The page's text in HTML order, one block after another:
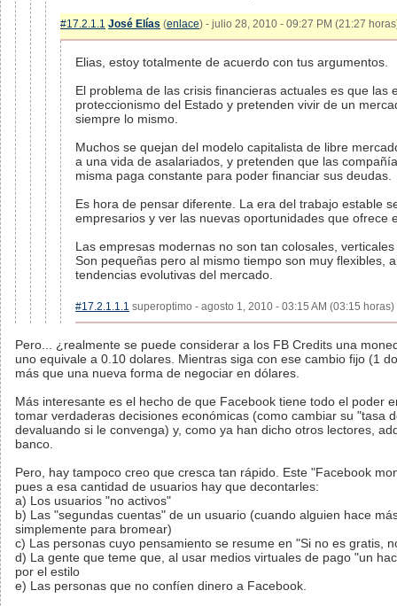
#17.2.1.1 José Elías (enlace) - julio 28, 2010 - 09:27 PM (21:27
Elias, estoy totalmente de acuerdo con tus argumentos.
El problema de las crisis financieras actuales es que las
proteccionismo del Estado y pretenden vivir de un
siempre lo mismo.
Muchos se quejan del modelo capitalista de libre
a una vida de asalariados, y pretenden que las
misma paga constante para poder financiar sus deudas.
Es hora de pensar diferente. La era del trabajo estable
empresarios y ver las nuevas oportunidades que ofrece
Las empresas modernas no son tan colosales,
Son pequeñas pero al mismo tiempo son muy flexibles,
tendencias evolutivas del mercado.
#17.2.1.1.1 superoptimo - agosto 1, 2010 - 03:15 AM (03:15 horas)
Pero... ¿realmente se puede considerar a los FB Credits una
uno equivale a 0.10 dolares. Mientras siga con ese cambio fijo (1
más que una nueva forma de negociar en dólares.
Más interesante es el hecho de que Facebook tiene todo el poder
tomar verdaderas decisiones económicas (como cambiar su "tasa
devaluando si le convenga) y, como ya han dicho otros lectores,
banco.
Pero, hay tampoco creo que cresca tan rápido. Este "Facebook
pues a esa cantidad de usuarios hay que decontarles:
a) Los usuarios "no activos"
b) Las "segundas cuentas" de un usuario (cuando alguien hace
simplemente para bromear)
c) Las personas cuyo pensamiento se resume en "Si no es gratis,
d) La gente que teme que, al usar medios virtuales de pago "un
por el estilo
e) Las personas que no confíen dinero a Facebook.